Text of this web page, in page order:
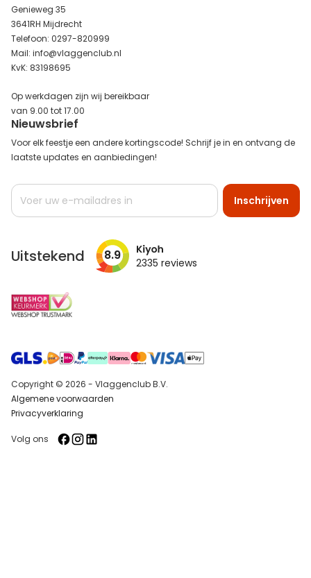
Genieweg 35
3641RH Mijdrecht
Telefoon: 0297-820999
Mail: info@vlaggenclub.nl
KvK: 83198695
Op werkdagen zijn wij bereikbaar
van 9.00 tot 17.00
Nieuwsbrief
Voor elk feestje een andere kortingscode! Schrijf je in en ontvang de
laatste updates en aanbiedingen!
Abonneer
op
Inschrijven
Uitstekend 8.9 2335 reviews
Copyright © 2026 - Vlaggenclub B.V.
Algemene voorwaarden
Privacyverklaring
Volg ons